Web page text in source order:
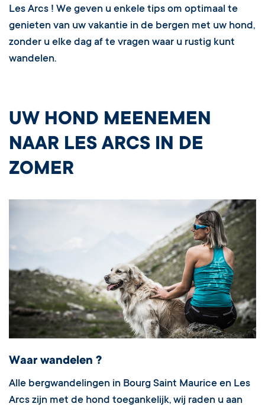
Les Arcs ! We geven u enkele tips om optimaal te
genieten van uw vakantie in de bergen met uw hond,
zonder u elke dag af te vragen waar u rustig kunt
wandelen.
UW HOND MEENEMEN
NAAR LES ARCS IN DE
ZOMER
Waar wandelen ?
Alle bergwandelingen in Bourg Saint Maurice en Les
Arcs zijn met de hond toegankelijk, wij raden u aan